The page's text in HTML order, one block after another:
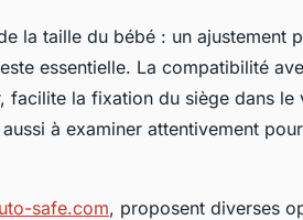
la taille du bébé : un ajustement
essentielle. La compatibilité
facilite la fixation du siège dans le
à examiner attentivement
safe.com, proposent diverses